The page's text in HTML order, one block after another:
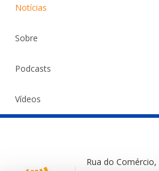
Notícias
Sobre
Podcasts
Vídeos
Rua do